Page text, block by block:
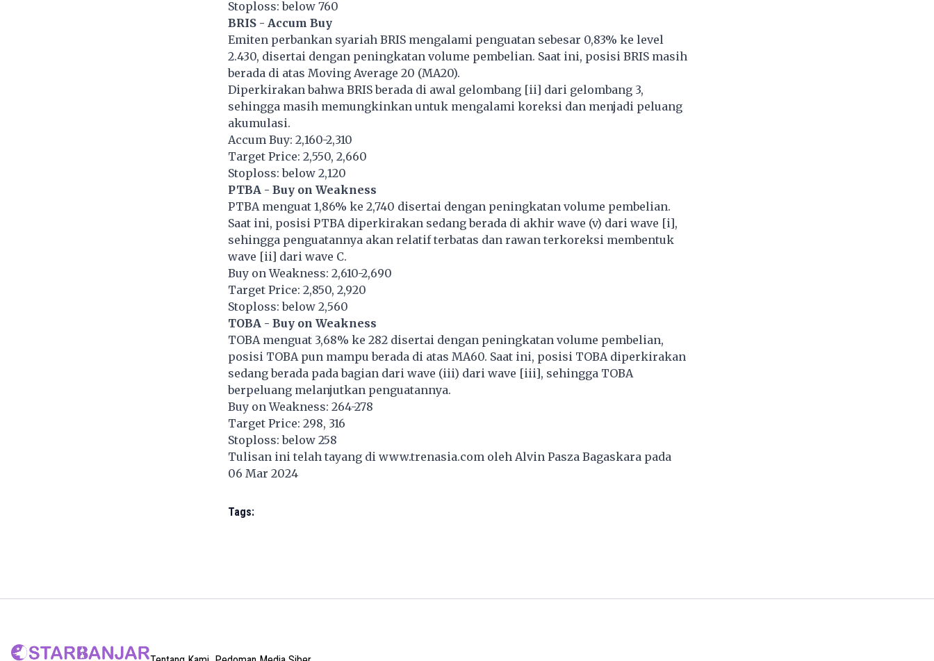
Stoploss: below 760
BRIS - Accum Buy
Emiten perbankan syariah BRIS mengalami penguatan sebesar 0,83% ke level
2.430, disertai dengan peningkatan volume pembelian. Saat ini, posisi BRIS masih
berada di atas Moving Average 20 (MA20).
Diperkirakan bahwa BRIS berada di awal gelombang [ii] dari gelombang 3,
sehingga masih memungkinkan untuk mengalami koreksi dan menjadi peluang
akumulasi.
Accum Buy: 2,160-2,310
Target Price: 2,550, 2,660
Stoploss: below 2,120
PTBA - Buy on Weakness
PTBA menguat 1,86% ke 2,740 disertai dengan peningkatan volume pembelian.
Saat ini, posisi PTBA diperkirakan sedang berada di akhir wave (v) dari wave [i],
sehingga penguatannya akan relatif terbatas dan rawan terkoreksi membentuk
wave [ii] dari wave C.
Buy on Weakness: 2,610-2,690
Target Price: 2,850, 2,920
Stoploss: below 2,560
TOBA - Buy on Weakness
TOBA menguat 3,68% ke 282 disertai dengan peningkatan volume pembelian,
posisi TOBA pun mampu berada di atas MA60. Saat ini, posisi TOBA diperkirakan
sedang berada pada bagian dari wave (iii) dari wave [iii], sehingga TOBA
berpeluang melanjutkan penguatannya.
Buy on Weakness: 264-278
Target Price: 298, 316
Stoploss: below 258
Tulisan ini telah tayang di www.trenasia.comoleh Alvin Pasza Bagaskara pada
06 Mar 2024
Tags: